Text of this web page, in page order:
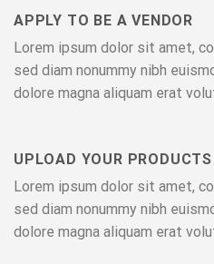
APPLY TO BE A VENDOR
Lorem ipsum dolor sit amet,
sed diam nonummy nibh
dolore magna aliquam erat
UPLOAD YOUR PRODUCTS
Lorem ipsum dolor sit amet,
sed diam nonummy nibh
dolore magna aliquam erat